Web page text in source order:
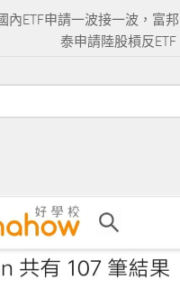
內ETF申請一波接一波，富
泰申請陸股槓反ETF